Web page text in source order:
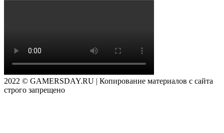
2022 © GAMERSDAY.RU | Копирование материалов с сайта
строго запрещено